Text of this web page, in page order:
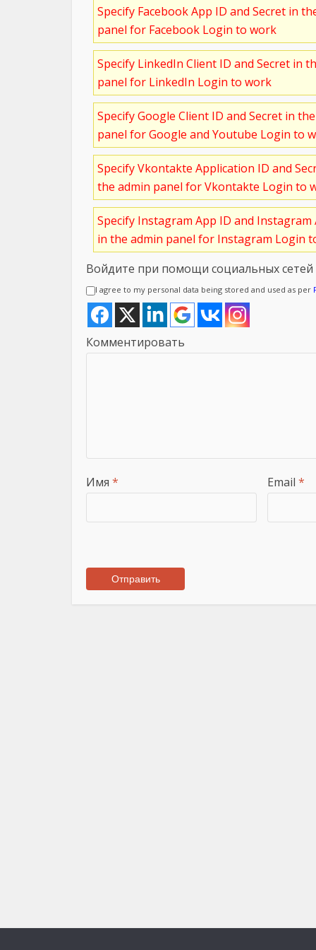
Specify Facebook App ID and Secret in
panel for Facebook Login to work
Specify LinkedIn Client ID and Secret in
panel for LinkedIn Login to work
Specify Google Client ID and Secret in
panel for Google and Youtube Login to
Specify Vkontakte Application ID and
the admin panel for Vkontakte Login to
Specify Instagram App ID and
in the admin panel for Instagram Login
Войдите при помощи социальных сетей
I agree to my personal data being stored and used as per
Комментировать
Имя * Email *